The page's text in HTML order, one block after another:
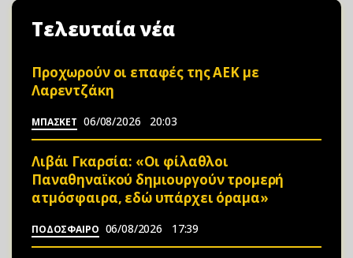
Τελευταία νέα
Προχωρούν οι επαφές της ΑΕΚ με
Λαρεντζάκη
ΜΠΑΣΚΕΤ 06/08/2026 20:03
Λιβάι Γκαρσία: «Οι φίλαθλοι
Παναθηναϊκού δημιουργούν τρομερή
ατμόσφαιρα, εδώ υπάρχει όραμα»
ΠΟΔΟΣΦΑΙΡΟ 06/08/2026 17:39